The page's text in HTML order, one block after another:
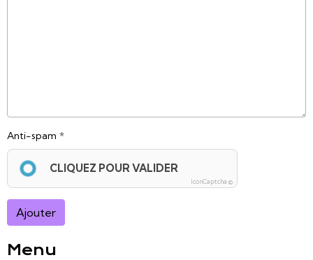
Anti-spam
CLIQUEZ POUR VALIDER
IconCaptcha ©
Ajouter
Menu